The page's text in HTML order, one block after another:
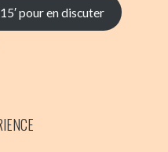
pour en discuter